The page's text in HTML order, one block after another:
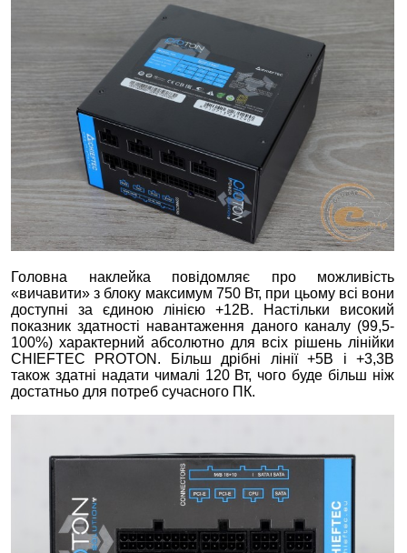
Головна наклейка повідомляє про можливість
«вичавити» з блоку максимум 750 Вт, при цьому всі вони
доступні за єдиною лінією +12В. Настільки високий
показник здатності навантаження даного каналу (99,5-
100%) характерний абсолютно для всіх рішень лінійки
CHIEFTEC PROTON. Більш дрібні лінії +5В і +3,3В
також здатні надати чималі 120 Вт, чого буде більш ніж
достатньо для потреб сучасного ПК.